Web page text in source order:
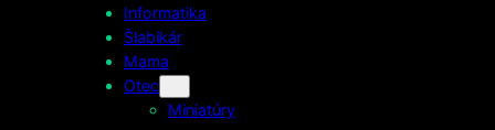
Informatika
Šlabikár
Mama
Otec
Miniatúry